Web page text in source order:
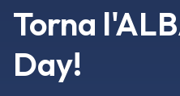
Torna
Day!